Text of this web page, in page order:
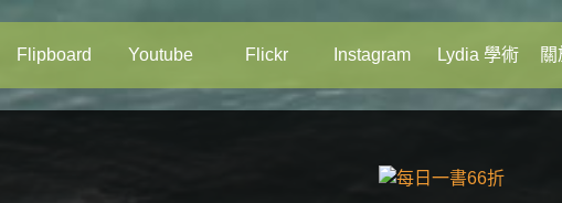
Flipboard Youtube Flickr Instagram Lydia 學術